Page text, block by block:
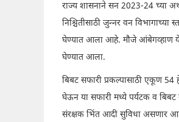
राज्य शासनाने सन 2023-24 च्या
निश्चितीसाठी जुन्नर वन
घेण्यात आला आहे. मौजे आंबेगव्हाण येथे
घेण्यात आला.
बिबट सफारी प्रकल्पासाठी एकूण 54
घेऊन या सफारी मध्ये पर्यटक व बिबट
संरक्षक भिंत आदी सुविधा असणार